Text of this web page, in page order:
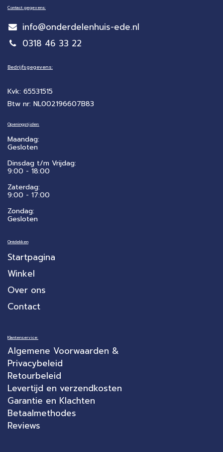
Contact gegevens:
info@onderdelenhuis-ede.nl
0318 46 33 22
Bedrijfsgegevens:
Kvk: 65531515
Btw nr: NL002196607B83
Openingstijden:
Maandag:
Gesloten
Dinsdag t/m Vrijdag:
9:00 - 18:00
Zaterdag:
​9:00 - 17:00
Zondag:
Gesloten
Ontdekken
Startpagina
Winkel
Over ons
Contact
Klantenservice:
Algemene Voorwaarden &
Privacybeleid
Retourbeleid
Levertijd en verzendkosten
Garantie en Klachten
Betaalmethodes
Reviews